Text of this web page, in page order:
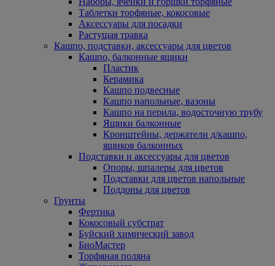
Таблетки торфяные, кокосовые
Аксессуары для посадки
Растущая травка
Кашпо, подставки, аксессуары для цветов
Кашпо, балконные ящики
Пластик
Керамика
Кашпо подвесные
Кашпо напольные, вазоны
Кашпо на перила, водосточную трубу
Ящики балконные
Кронштейны, держатели д/кашпо,
ящиков балконных
Подставки и аксессуары для цветов
Опоры, шпалеры для цветов
Подставки для цветов напольные
Поддоны для цветов
Грунты
Фертика
Кокосовый субстрат
Буйский химический завод
БиоМастер
Торфяная поляна